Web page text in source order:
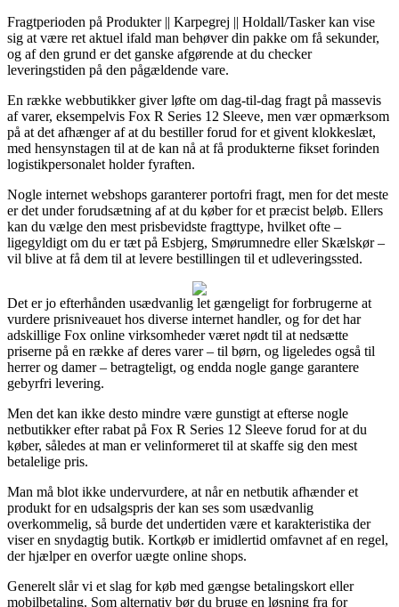
Fragtperioden på Produkter || Karpegrej || Holdall/Tasker kan vise
sig at være ret aktuel ifald man behøver din pakke om få sekunder,
og af den grund er det ganske afgørende at du checker
leveringstiden på den pågældende vare.
En række webbutikker giver løfte om dag-til-dag fragt på massevis
af varer, eksempelvis Fox R Series 12 Sleeve, men vær opmærksom
på at det afhænger af at du bestiller forud for et givent klokkeslæt,
med hensynstagen til at de kan nå at få produkterne fikset forinden
logistikpersonalet holder fyraften.
Nogle internet webshops garanterer portofri fragt, men for det meste
er det under forudsætning af at du køber for et præcist beløb. Ellers
kan du vælge den mest prisbevidste fragttype, hvilket ofte –
ligegyldigt om du er tæt på Esbjerg, Smørumnedre eller Skælskør –
vil blive at få dem til at levere bestillingen til et udleveringssted.
Det er jo efterhånden usædvanlig let gængeligt for forbrugerne at
vurdere prisniveauet hos diverse internet handler, og for det har
adskillige Fox online virksomheder været nødt til at nedsætte
priserne på en række af deres varer – til børn, og ligeledes også til
herrer og damer – betragteligt, og endda nogle gange garantere
gebyrfri levering.
Men det kan ikke desto mindre være gunstigt at efterse nogle
netbutikker efter rabat på Fox R Series 12 Sleeve forud for at du
køber, således at man er velinformeret til at skaffe sig den mest
betalelige pris.
Man må blot ikke undervurdere, at når en netbutik afhænder et
produkt for en udsalgspris der kan ses som usædvanlig
overkommelig, så burde det undertiden være et karakteristika der
viser en snydagtig butik. Kortkøb er imidlertid omfavnet af en regel,
der hjælper en overfor uægte online shops.
Generelt slår vi et slag for køb med gængse betalingskort eller
mobilbetaling. Som alternativ bør du bruge en løsning fra for